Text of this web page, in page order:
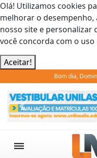
Olá! Utilizamos cookies
melhorar o
nosso site e personalizar
você concorda com o uso
Aceitar!
Bom dia,
Previous